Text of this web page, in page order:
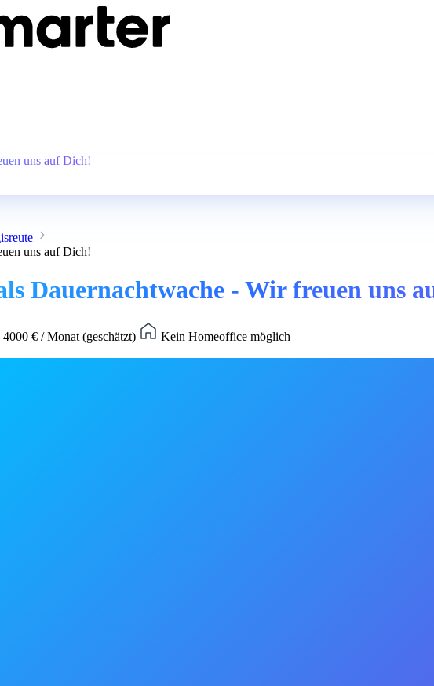
uns auf Dich!
uns auf Dich!
Dauernachtwache - Wir freuen uns
€ / Monat (geschätzt)
Kein Homeoffice möglich